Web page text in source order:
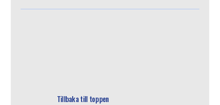
Tillbaka till toppen